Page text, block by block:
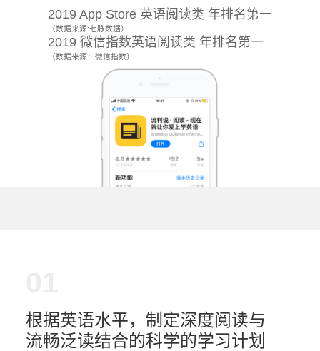
2019 App Store 英语阅读类 年排名第一
（数据来源:七脉数据）
2019 微信指数英语阅读类 年排名第一
（数据来源：微信指数）
根据英语水平，制定深度阅读与
流畅泛读结合的科学的学习计划